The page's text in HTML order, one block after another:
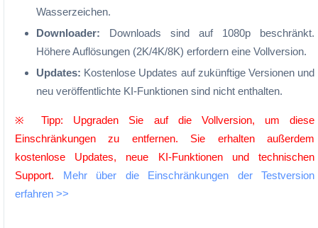
Wasserzeichen.
Downloader: Downloads sind auf 1080p beschränkt.
Höhere Auflösungen (2K/4K/8K) erfordern eine Vollversion.
Updates: Kostenlose Updates auf zukünftige Versionen und
neu veröffentlichte KI-Funktionen sind nicht enthalten.
※ Tipp: Upgraden Sie auf die Vollversion, um diese
Einschränkungen zu entfernen. Sie erhalten außerdem
kostenlose Updates, neue KI-Funktionen und technischen
Support. Mehr über die Einschränkungen der Testversion
erfahren >>